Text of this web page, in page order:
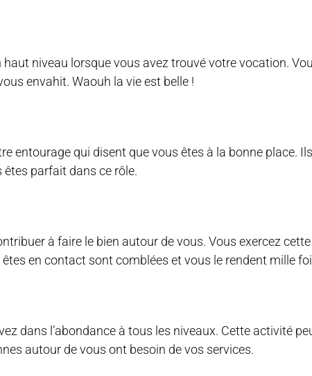
niveau lorsque vous avez trouvé votre vocation.
envahit. Waouh la vie est belle !
entourage qui disent que vous êtes à la bonne place.
êtes parfait dans ce rôle.
à faire le bien autour de vous. Vous exercez
en contact sont comblées et vous le rendent mille
dans l’abondance à tous les niveaux. Cette activité
autour de vous ont besoin de vos services.